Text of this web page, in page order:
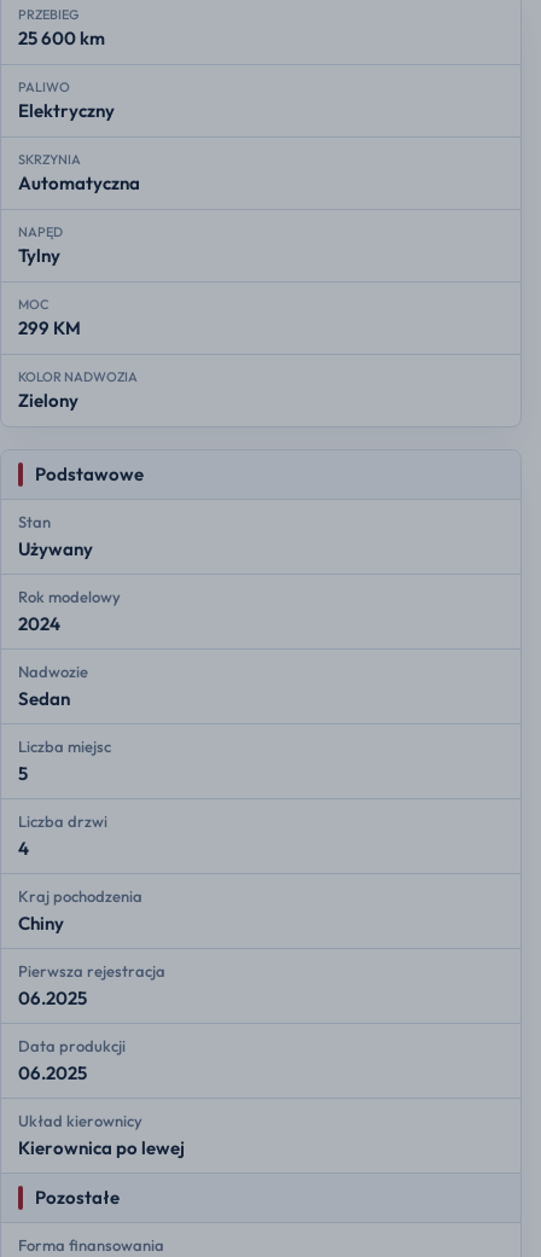
PRZEBIEG
25 600 km
PALIWO
Elektryczny
SKRZYNIA
Automatyczna
NAPĘD
Tylny
MOC
299 KM
KOLOR NADWOZIA
Zielony
Podstawowe
Stan
Używany
Rok modelowy
2024
Nadwozie
Sedan
Liczba miejsc
5
Liczba drzwi
4
Kraj pochodzenia
Chiny
Pierwsza rejestracja
06.2025
Data produkcji
06.2025
Układ kierownicy
Kierownica po lewej
Pozostałe
Forma finansowania